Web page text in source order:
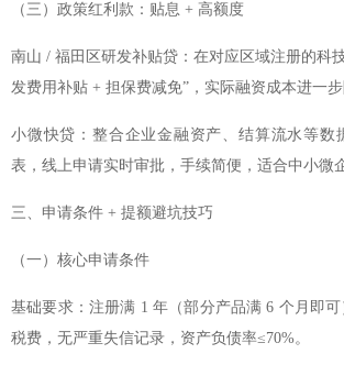
（三）政策红利款：贴息 + 高额度
南山 / 福田区研发补贴贷：在对应区域注册的科
发费用补贴 + 担保费减免”，实际融资成本进一步
小微快贷：整合企业金融资产、结算流水等数
表，线上申请实时审批，手续简便，适合中小微
三、申请条件 + 提额避坑技巧
（一）核心申请条件
基础要求：注册满 1 年（部分产品满 6 个月即可
税费，无严重失信记录，资产负债率≤70%。